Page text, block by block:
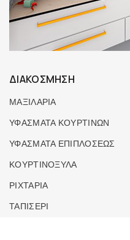
ΔΙΑΚΟΣΜΗΣΗ
ΜΑΞΙΛΑΡΙΑ
ΥΦΑΣΜΑΤΑ ΚΟΥΡΤΙΝΩΝ
ΥΦΑΣΜΑΤΑ ΕΠΙΠΛΟΣΕΩΣ
ΚΟΥΡΤΙΝΟΞΥΛΑ
ΡΙΧΤΑΡΙΑ
ΤΑΠΙΣΕΡΙ